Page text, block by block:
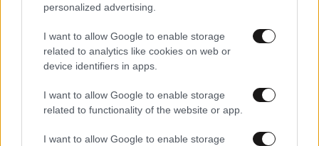
personalized advertising.
I want to allow Google to enable storage
related to analytics like cookies on web or
device identifiers in apps.
I want to allow Google to enable storage
related to functionality of the website or app.
I want to allow Google to enable storage